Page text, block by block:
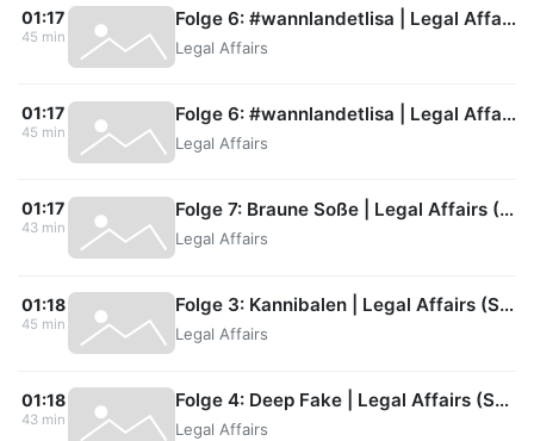
01:17
45 min
Folge 6: #wannlandetlisa | Legal Affairs (S01/E06)
Legal Affairs
01:17
45 min
Folge 6: #wannlandetlisa | Legal Affairs (S01/E06) (Audiodeskription)
Legal Affairs
01:17
43 min
Folge 7: Braune Soße | Legal Affairs (S01/E07)
Legal Affairs
01:18
45 min
Folge 3: Kannibalen | Legal Affairs (S01/E03)
Legal Affairs
01:18
43 min
Folge 4: Deep Fake | Legal Affairs (S01/E04)
Legal Affairs